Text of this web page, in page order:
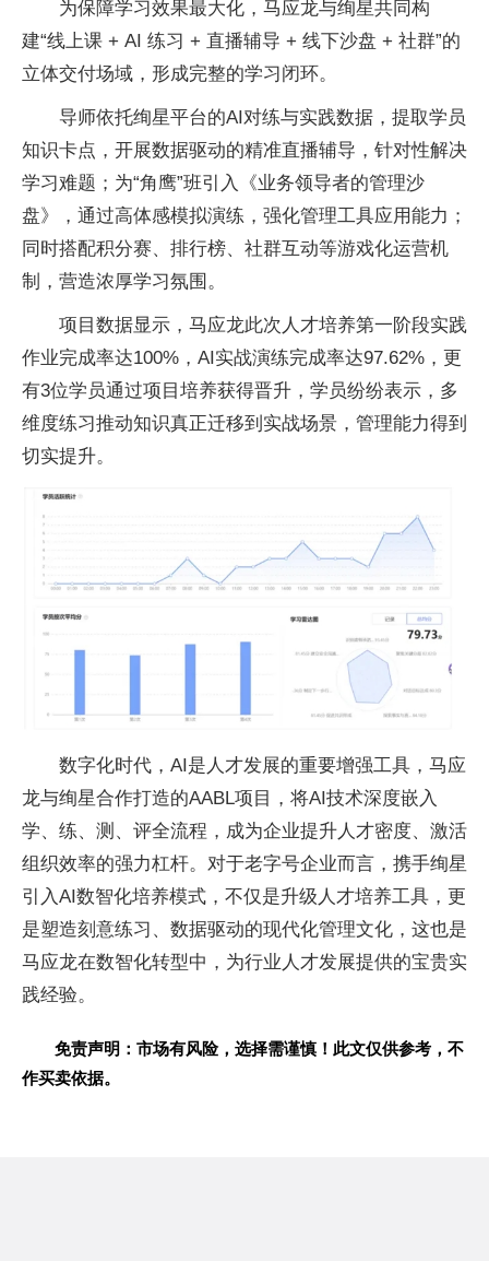
为保障学习 效果最大化，马应龙与绚星共同构
建“线上课 + AI 练习 + 直播辅导 + 线下沙盘 + 社群”的
立体交付场域，形成完整的学习闭环。
导师依托绚星平台的AI对练与实践数据，提取学员
知识卡点，开展数据驱动的精准直播辅导，针对性解决
学习难题；为“角鹰”班引入《业务领导者的管理沙
盘》，通过高体感模拟演练，强化管理工具应用能力；
同时搭配积分赛、排行榜、社群互动等游戏化运营机
制，营造浓厚学习氛围。
项目数据显示，马应龙此次人才培养第一阶段实践
作业完成率达100%，AI实战演练完成率达97.62%，更
有3位学员通过项目培养获得晋升，学员纷纷表示，多
维度练习推动知识真正迁移到实战场景，管理能力得到
切实提升。
数字化时代，AI是人才发展的重要增强工具，马应
龙与绚星合作打造的AABL项目，将AI技术深度嵌入
学、练、测、评全流程，成为企业提升人才密度、激活
组织效率的强力杠杆。对于老字号企业而言，携手绚星
引入AI数智化培养模式，不仅是升级人才培养工具，更
是塑造刻意练习、数据驱动的现代化管理文化，这也是
马应龙在数智化转型中，为行业人才发展提供的宝贵实
践经验。
免责声明：市场有风险，选择需谨慎！此文仅供参考，不
作买卖依据。